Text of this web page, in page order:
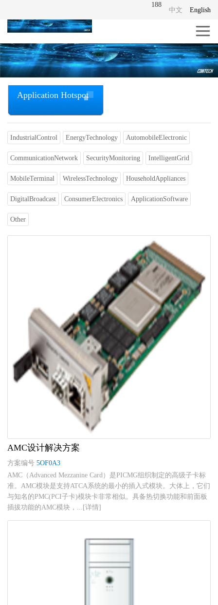
English
中文
188
Application Hotspot
IndustrialControl EnergyTechnology AutomobileElectronic
CommunicationNetwork SecurityMonitoring IntelligentGrid
MobileTerminal WirelessTechnology HouseholdAppliances
DigitalBroadcast ConsumerElectronics ApplicationSoftware
Other
AMC设计解决方案
方案编号 5OF0A3
AMC（Advanced Mezzanine Card）是PICMG组织制定的高级子卡标
准。AMC模块是支持ATCA系统的最小的插入式模块。大体上，它们
与知名的PMC(PCI子卡)模块卡非常相似。具备热切换功能和前面板
插拔功能的AMC模块，...[详情]